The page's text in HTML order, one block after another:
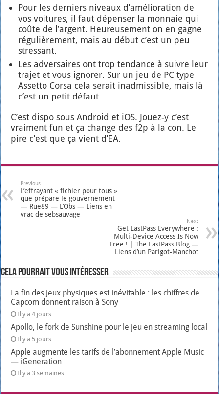
Pour les der­niers niveaux d’a­mé­lio­ra­tion de
vos voi­tures, il faut dépen­ser la mon­naie qui
coûte de l’argent. Heu­reu­se­ment on en gagne
régu­liè­re­ment, mais au début c’est un peu
stres­sant.
Les adver­saires ont trop ten­dance à suivre leur
tra­jet et vous igno­rer. Sur un jeu de PC type
Asset­to Cor­sa cela serait inad­mis­sible, mais là
c’est un petit défaut.
C’est dis­po sous Android et iOS. Jouez‑y c’est
vrai­ment fun et ça change des f2p à la con. Le
pire c’est que ça vient d’EA.
Previous
L’effrayant « fichier pour tous »
que prépare le gouvernement
— Rue89 — L’Obs — Liens en
vrac de sebsauvage
Next
Get LastPass Everywhere :
Multi-Device Access Is Now
Free ! | The LastPass Blog —
Liens d’un Parigot-Manchot
Cela pourrait vous intéresser
La fin des jeux physiques est inévitable : les chiffres de
Capcom donnent raison à Sony
Il y a 4 jours
Apollo, le fork de Sunshine pour le jeu en streaming local
Il y a 5 jours
Apple augmente les tarifs de l’abonnement Apple Music
— iGeneration
Il y a 3 semaines